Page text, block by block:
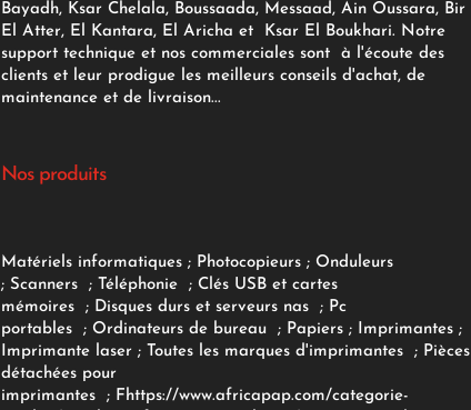
Bayadh, Ksar Chelala, Boussaada, Messaad, Ain Oussara, Bir
El Atter, El Kantara, El Aricha et Ksar El Boukhari. Notre
support technique et nos commerciales sont à l'écoute des
clients et leur prodigue les meilleurs conseils d'achat, de
maintenance et de livraison...
Nos produits
Matériels informatiques; Photocopieurs; Onduleurs
; Scanners ; Téléphonie ; Clés USB et cartes
mémoires
; Disques durs et serveurs nas ; Pc
portables
; Ordinateurs de bureau ; Papiers; Imprimantes;
Imprimante laser; Toutes les marques d'imprimantes ; Pièces
détachées pour
imprimantes
; F https://www.africapap.com/categorie-